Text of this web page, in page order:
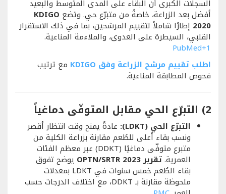
السجلات الكبرى أن البقاء على المدى المتوسط والبعيد
أفضل بعد الزراعة، خاصةً من متبرّع حي. وتضع KDIGO
2020 إطارًا شاملاً لتقييم المرشحين، بما في ذلك الاستقرار
القلبي، السيطرة على العدوى، والملاءمة المناعية.
PubMed+1
اطلب تقييم مرشح الزراعة وفق KDIGO
مع ترتيب
فحوص المطابقة المناعية.
2) التبرّع الحي مقابل المتوفّى دماغياً
التبرّع الحي (LDKT): عادةً يمنح وقت انتظار أقصر
ونسب بقاء أعلى للطُعم مقارنة بزراعة الكلية من
متبرع متوفّى دماغيًا (DDKT) عبر معظم الفئات
العمرية.تقرير OPTN/SRTR 2023 يوضح تفوق
بقاء الطُعم خمس سنوات في LDKT بمعدلات
ملحوظة مقارنة بـ DDKT، مع اختلاف الدرجات حسب